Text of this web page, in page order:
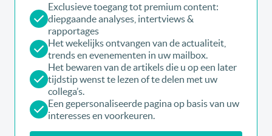
Exclusieve toegang tot premium content:
diepgaande analyses, intertviews &
rapportages
Het wekelijks ontvangen van de actualiteit,
trends en evenementen in uw mailbox.
Het bewaren van de artikels die u op een later
tijdstip wenst te lezen of te delen met uw
collega’s.
Een gepersonaliseerde pagina op basis van uw
interesses en voorkeuren.